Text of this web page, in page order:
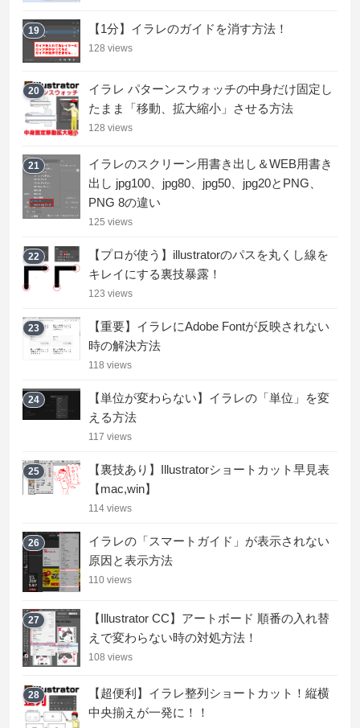
19 【1分】イラレのガイドを消す方法！
128 views
20
イラレ パターンスウォッチの中身だけ固定し
たまま「移動、拡大縮小」させる方法
128 views
21
イラレのスクリーン用書き出し＆WEB用書き
出し jpg100、jpg80、jpg50、jpg20とPNG、
PNG 8の違い
125 views
22
【プロが使う】illustratorのパスを丸くし線を
キレイにする裏技暴露！
123 views
23
【重要】イラレにAdobe Fontが反映されない
時の解決方法
118 views
24
【単位が変わらない】イラレの「単位」を変
える方法
117 views
25
【裏技あり】Illustratorショートカット早見表
【mac,win】
114 views
26
イラレの「スマートガイド」が表示されない
原因と表示方法
110 views
27
【Illustrator CC】アートボード 順番の入れ替
えで変わらない時の対処方法！
108 views
28
【超便利】イラレ整列ショートカット！縦横
中央揃えが一発に！！